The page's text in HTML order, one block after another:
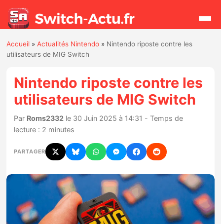
Actualités
Jeux
Hardware
Chiffres de ventes
Rumeurs
Accueil »Actualités Nintendo » Nintendo riposte contre les
utilisateurs de MIG Switch
Nintendo riposte contre les
utilisateurs de MIG Switch
Par Roms2332 le 30 Juin 2025 à 14:31 - Temps de
lecture : 2 minutes
PARTAGER